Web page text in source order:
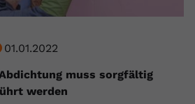
01.01.2022
muss sorgfältig
werden